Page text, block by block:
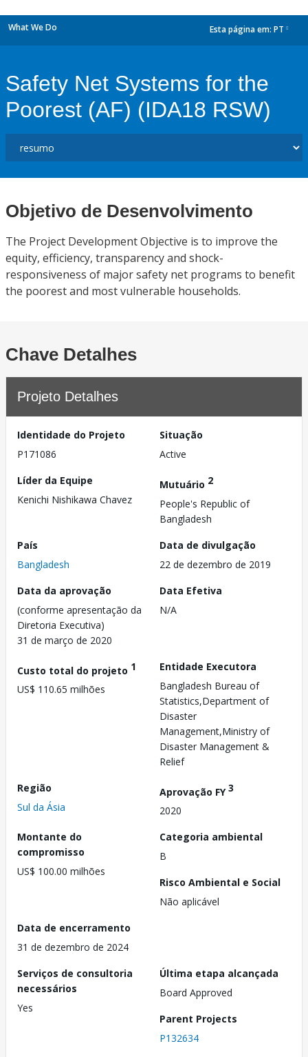
What We Do Esta página em: PT
Safety Net Systems for the
Poorest (AF) (IDA18 RSW)
Objetivo de Desenvolvimento
The Project Development Objective is to improve the
equity, efficiency, transparency and shock-
responsiveness of major safety net programs to benefit
the poorest and most vulnerable households.
Chave Detalhes
Projeto Detalhes
Identidade do Projeto
P171086
Situação
Active
Líder da Equipe
Kenichi Nishikawa Chavez
Mutuário 2
People's Republic of
Bangladesh
País
Bangladesh
Data de divulgação
22 de dezembro de 2019
Data da aprovação
(conforme apresentação da
Diretoria Executiva)
31 de março de 2020
Data Efetiva
N/A
Custo total do projeto 1
US$ 110.65 milhões
Entidade Executora
Bangladesh Bureau of
Statistics,Department of
Disaster
Management,Ministry of
Disaster Management &
Relief
Região
Sul da Ásia
Aprovação FY3
2020
Montante do
compromisso
US$ 100.00 milhões
Categoria ambiental
B
Risco Ambiental e Social
Não aplicável
Data de encerramento
31 de dezembro de 2024
Serviços de consultoria
necessários
Yes
Última etapa alcançada
Board Approved
Parent Projects
P132634